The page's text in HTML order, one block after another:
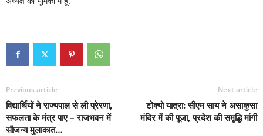
Previous article
विद्यार्थियों ने राज्यपाल से ली प्रेरणा,
सफलता के मंत्र पाए – राजभवन में
सौजन्य मुलाकात…
Next article
टोक्यो यात्रा: सीएम साय ने असाकुसा
मंदिर में की पूजा, प्रदेश की समृद्धि मांगी